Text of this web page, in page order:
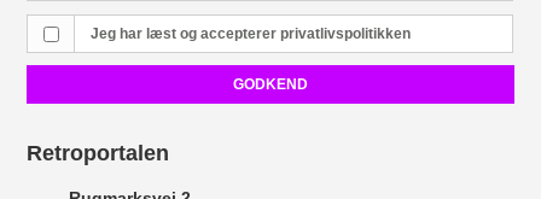
Jeg har læst og accepterer privatlivspolitikken
GODKEND
Retroportalen